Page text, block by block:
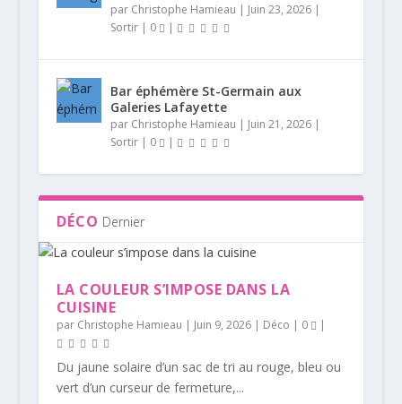
par Christophe Hamieau | Juin 23, 2026|
Sortir| 0 |
Bar éphémère St-Germain aux
Galeries Lafayette
par Christophe Hamieau | Juin 21, 2026|
Sortir| 0 |
DÉCO Dernier
LA COULEUR S’IMPOSE DANS LA
CUISINE
par Christophe Hamieau | Juin 9, 2026| Déco | 0 |
Du jaune solaire d’un sac de tri au rouge, bleu ou
vert d’un curseur de fermeture,...